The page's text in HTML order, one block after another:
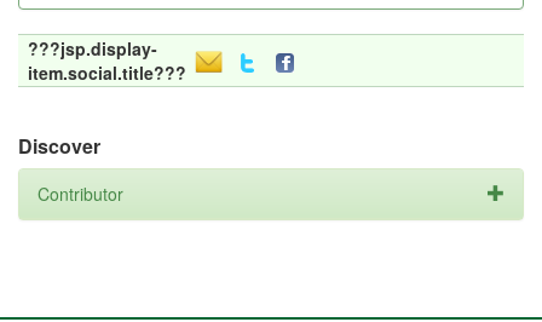
???jsp.display-
item.social.title???
Discover
Contributor